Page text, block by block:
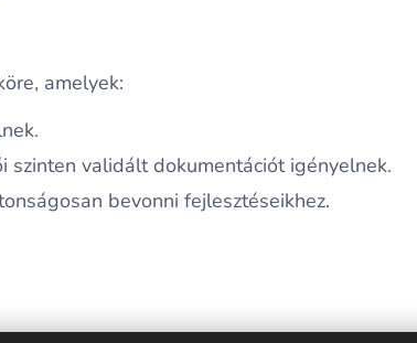
amelyek:
szinten validált dokumentációt igényelnek.
bevonni fejlesztéseikhez.